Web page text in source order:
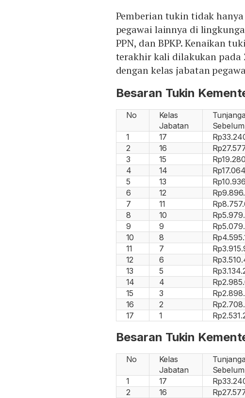
Pemberian tukin tidak
pegawai lainnya di
PPN, dan BPKP. Kenaikan
terakhir kali dilakukan pada
dengan kelas jabatan
Besaran Tukin
No
Kelas
Jabatan
1
17
2
16
3
15
4
14
5
13
6
12
7
11
8
10
9
9
10
8
11
7
12
6
13
5
14
4
15
3
16
2
17
1
Besaran Tukin
No
Kelas
Jabatan
1
17
2
16